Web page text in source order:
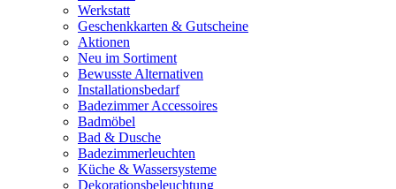
Werkstatt
Geschenkkarten & Gutscheine
Aktionen
Neu im Sortiment
Bewusste Alternativen
Installationsbedarf
Badezimmer Accessoires
Badmöbel
Bad & Dusche
Badezimmerleuchten
Küche & Wassersysteme
Dekorationsbeleuchtung